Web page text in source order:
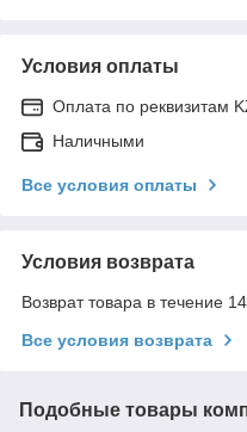
Условия оплаты
Оплата по реквизитам
Наличными
Все условия оплаты
Условия возврата
Возврат товара в течение
Все условия возврата
Подобные товары